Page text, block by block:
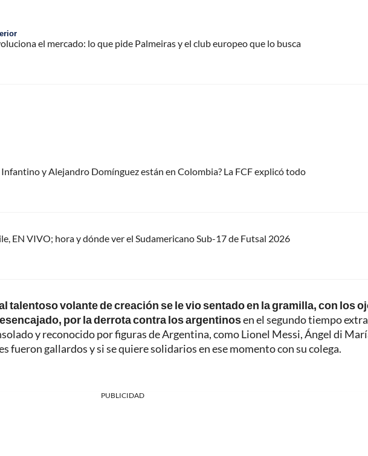
el mercado: lo que pide Palmeiras y el club europeo que lo busca
y Alejandro Domínguez están en Colombia? La FCF explicó todo
EN VIVO; hora y dónde ver el Sudamericano Sub-17 de Futsal 2026
talentoso volante de creación se le vio sentado en la gramilla, con los
por la derrota contra los argentinosen el segundo tiempo
y reconocido por figuras de Argentina, como Lionel Messi, Ángel di
fueron gallardos y si se quiere solidarios en ese momento con su colega.
PUBLICIDAD